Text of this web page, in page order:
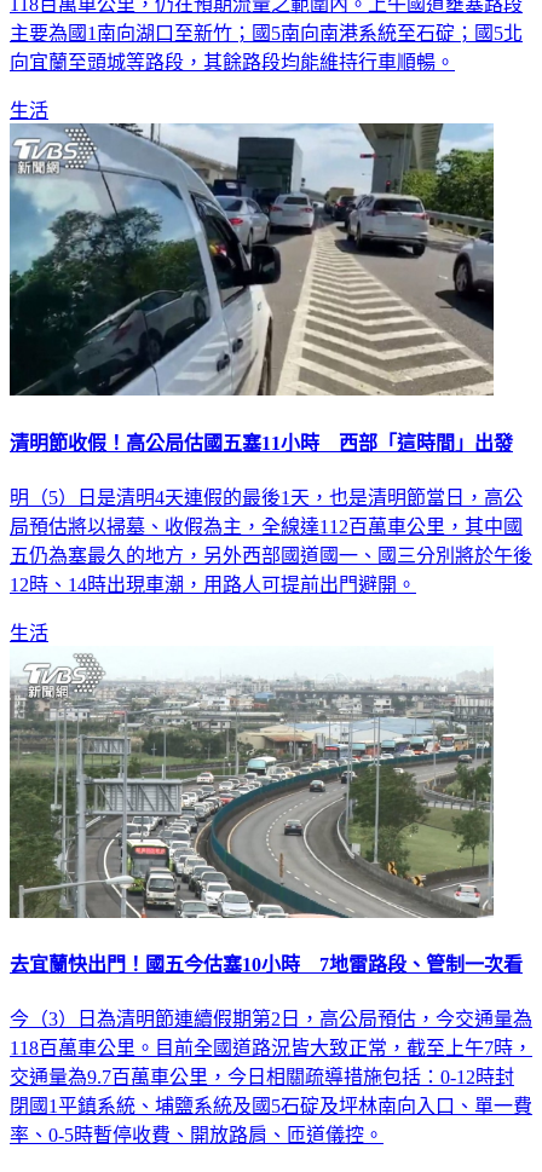
118百萬車公里，仍在預期流量之範圍內。上午國道壅塞路段
主要為國1南向湖口至新竹；國5南向南港系統至石碇；國5北
向宜蘭至頭城等路段，其餘路段均能維持行車順暢。
生活
清明節收假！高公局估國五塞11小時 西部「這時間」出發
明（5）日是清明4天連假的最後1天，也是清明節當日，高公
局預估將以掃墓、收假為主，全線達112百萬車公里，其中國
五仍為塞最久的地方，另外西部國道國一、國三分別將於午後
12時、14時出現車潮，用路人可提前出門避開。
生活
去宜蘭快出門！國五今估塞10小時 7地雷路段、管制一次看
今（3）日為清明節連續假期第2日，高公局預估，今交通量為
118百萬車公里。目前全國道路況皆大致正常，截至上午7時，
交通量為9.7百萬車公里，今日相關疏導措施包括：0-12時封
閉國1平鎮系統、埔鹽系統及國5石碇及坪林南向入口、單一費
率、0-5時暫停收費、開放路肩、匝道儀控。